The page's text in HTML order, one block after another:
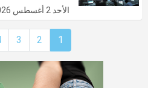
الأحد 2 أغسطس 2026
1
2
3